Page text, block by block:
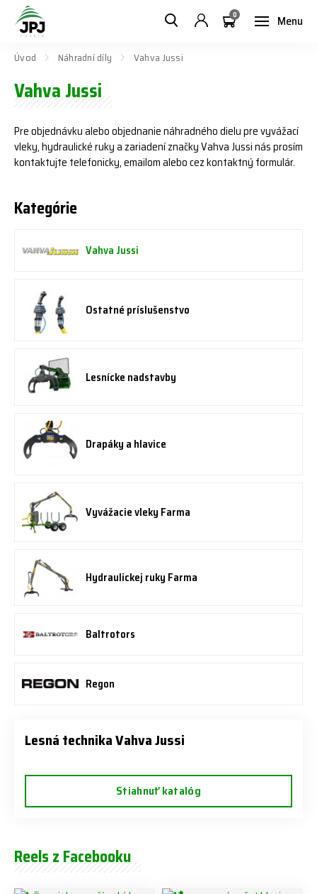
Menu
0
Úvod Náhradní díly Vahva Jussi
Vahva Jussi
Pre objednávku alebo objednanie náhradného dielu pre vyvážací
vleky, hydraulické ruky a zariadení značky Vahva Jussi nás prosím
kontaktujte telefonicky, emailom alebo cez kontaktný formulár.
Kategórie
Vahva Jussi
Ostatné príslušenstvo
Lesnícke nadstavby
Drapáky a hlavice
Vyvážacie vleky Farma
Hydraulickej ruky Farma
Baltrotors
Regon
Lesná technika Vahva Jussi
Stiahnuť katalóg
Reels z Facebooku